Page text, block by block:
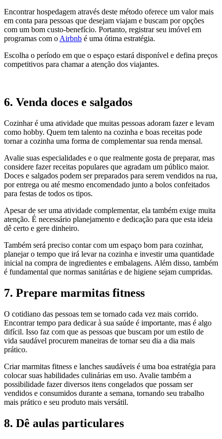
Encontrar hospedagem através deste método oferece um valor mais
em conta para pessoas que desejam viajam e buscam por opções
com um bom custo-benefício. Portanto, registrar seu imóvel em
programas com o Airbnb é uma ótima estratégia.
Escolha o período em que o espaço estará disponível e defina preços
competitivos para chamar a atenção dos viajantes.
6. Venda doces e salgados
Cozinhar é uma atividade que muitas pessoas adoram fazer e levam
como hobby. Quem tem talento na cozinha e boas receitas pode
tornar a cozinha uma forma de complementar sua renda mensal.
Avalie suas especialidades e o que realmente gosta de preparar, mas
considere fazer receitas populares que agradam um público maior.
Doces e salgados podem ser preparados para serem vendidos na rua,
por entrega ou até mesmo encomendado junto a bolos confeitados
para festas de todos os tipos.
Apesar de ser uma atividade complementar, ela também exige muita
atenção. É necessário planejamento e dedicação para que esta ideia
dê certo e gere dinheiro.
Também será preciso contar com um espaço bom para cozinhar,
planejar o tempo que irá levar na cozinha e investir uma quantidade
inicial na compra de ingredientes e embalagens. Além disso, também
é fundamental que normas sanitárias e de higiene sejam cumpridas.
7. Prepare marmitas fitness
O cotidiano das pessoas tem se tornado cada vez mais corrido.
Encontrar tempo para dedicar à sua saúde é importante, mas é algo
difícil. Isso faz com que as pessoas que buscam por um estilo de
vida saudável procurem maneiras de tornar seu dia a dia mais
prático.
Criar marmitas fitness e lanches saudáveis é uma boa estratégia para
colocar suas habilidades culinárias em uso. Avalie também a
possibilidade fazer diversos itens congelados que possam ser
vendidos e consumidos durante a semana, tornando seu trabalho
mais prático e seu produto mais versátil.
8. Dê aulas particulares